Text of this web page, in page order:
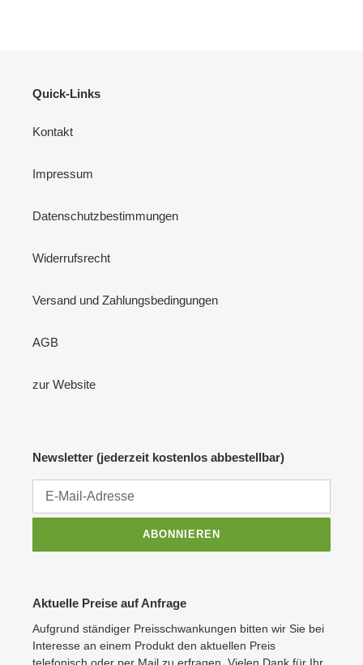
Quick-Links
Kontakt
Impressum
Datenschutzbestimmungen
Widerrufsrecht
Versand und Zahlungsbedingungen
AGB
zur Website
Newsletter (jederzeit kostenlos abbestellbar)
ABONNIEREN
Aktuelle Preise auf Anfrage
Aufgrund ständiger Preisschwankungen bitten wir Sie bei
Interesse an einem Produkt den aktuellen Preis